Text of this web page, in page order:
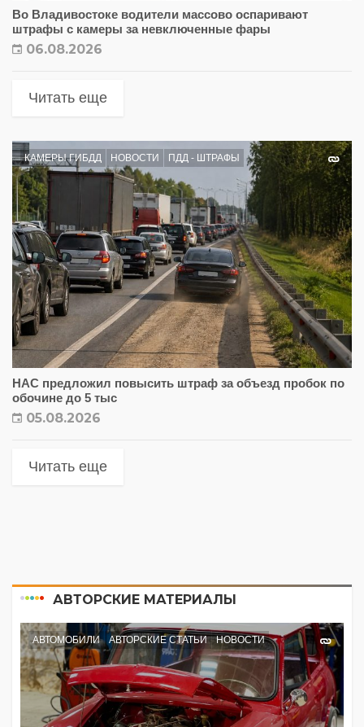
Во Владивостоке водители массово оспаривают
штрафы с камеры за невключенные фары
06.08.2026
Читать еще
КАМЕРЫ ГИБДД НОВОСТИ ПДД - ШТРАФЫ
НАС предложил повысить штраф за объезд пробок по
обочине до 5 тыс
05.08.2026
Читать еще
АВТОРСКИЕ МАТЕРИАЛЫ
АВТОМОБИЛИ АВТОРСКИЕ СТАТЬИ НОВОСТИ